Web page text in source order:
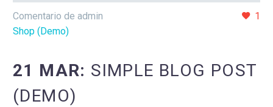
1
Comentario de admin
Shop (Demo)
21 MAR: SIMPLE BLOG POST
(DEMO)